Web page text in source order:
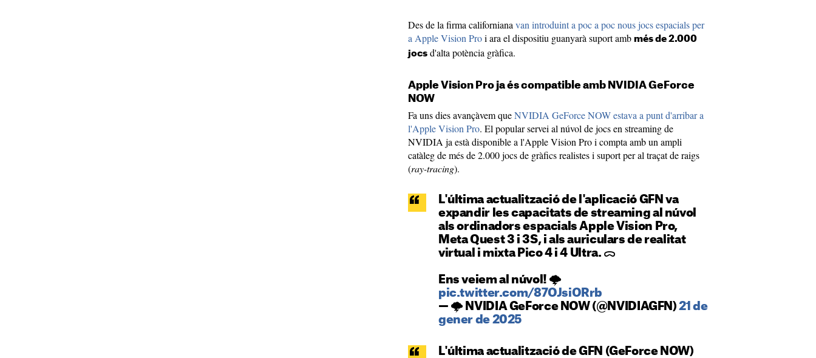
Des de la firma californiana van introduint a poc a poc nous jocs espacials per
a Apple Vision Proi ara el dispositiu guanyarà suport amb més de 2.000
jocs d'alta potència gràfica.
Apple Vision Pro ja és compatible amb NVIDIA GeForce
NOW
Fa uns dies avançàvem queNVIDIA GeForce NOW estava a punt d'arribar a
l'Apple Vision Pro. El popular servei al núvol de jocs en streaming de
NVIDIA ja està disponible a l'Apple Vision Pro i compta amb un ampli
catàleg de més de 2.000 jocs de gràfics realistes i suport per al traçat de raigs
(ray-tracing).
L'última actualització de l'aplicació GFN va
expandir les capacitats de streaming al núvol
als ordinadors espacials Apple Vision Pro,
Meta Quest 3 i 3S, i als auriculars de realitat
virtual i mixta Pico 4 i 4 Ultra. ᯅ
Ens veiem al núvol! 🌩️
pic.twitter.com/87OJsiORrb
— 🌩️ NVIDIA GeForce NOW (@NVIDIAGFN)21 de
gener de 2025
L'última actualització de GFN (GeForce NOW)